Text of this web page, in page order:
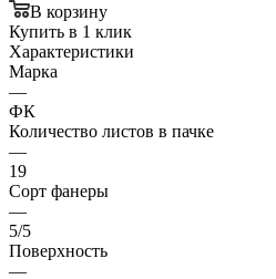
В корзину
Купить в 1 клик
Характеристики
Марка
—
ФК
Количество листов в пачке
—
19
Сорт фанеры
—
5/5
Поверхность
—